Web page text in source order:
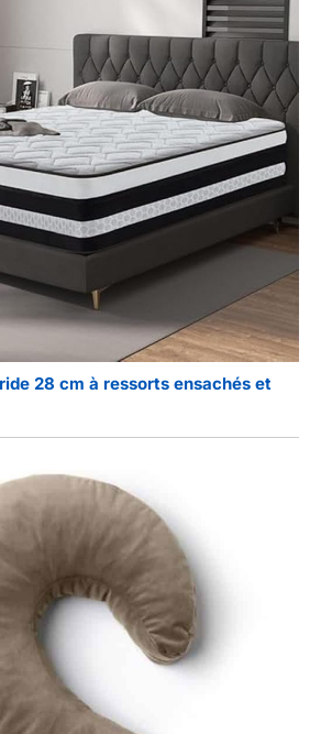
28 cm à ressorts ensachés et